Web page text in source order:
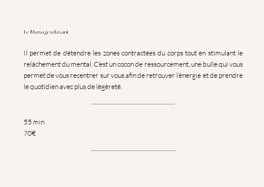
Le Massage relaxant
Il permet de détendre les zones contractées du corps tout en stimulant le
relâchement du mental. C’est un cocon de ressourcement, une bulle qui vous
permet de vous recentrer sur vous afin de retrouver l’énergie et de prendre
le quotidien avec plus de légèreté.
55 min
70€